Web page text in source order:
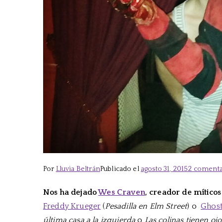
Por Lluvia BeltránPublicado el agosto 31, 20152
Nos ha dejadoWes Craven, creador de
Freddy Krueger (Pesadilla en Elm Street) o
última casa a la izquierda o Las colinas tienen